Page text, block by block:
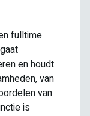
fulltime
en houdt
van
van
is